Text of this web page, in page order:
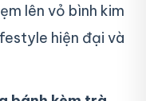
lên vỏ bình kim
hiện đại và